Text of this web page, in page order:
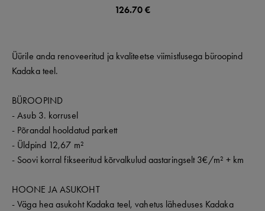
126.70 €
Üürile anda renoveeritud ja kvaliteetse viimistlusega büroopind
Kadaka teel.
BÜROOPIND
- Asub 3. korrusel
- Põrandal hooldatud parkett
- Üldpind 12,67 m²
- Soovi korral fikseeritud kõrvalkulud aastaringselt 3€/m² + km
HOONE JA ASUKOHT
- Väga hea asukoht Kadaka teel, vahetus läheduses Kadaka